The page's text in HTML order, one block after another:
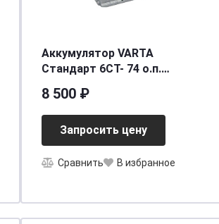
Аккумулятор VARTA
Стандарт 6СТ- 74 о.п.
8 500 ₽
Запросить цену
Сравнить В избранное